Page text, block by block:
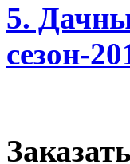
5.
сезон-